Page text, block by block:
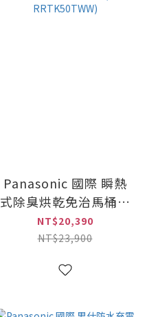
Panasonic 國際 瞬熱
式除臭烘乾免治馬桶座
免費安裝(DL-
RRTK50TWW)
NT$20,390
NT$23,900